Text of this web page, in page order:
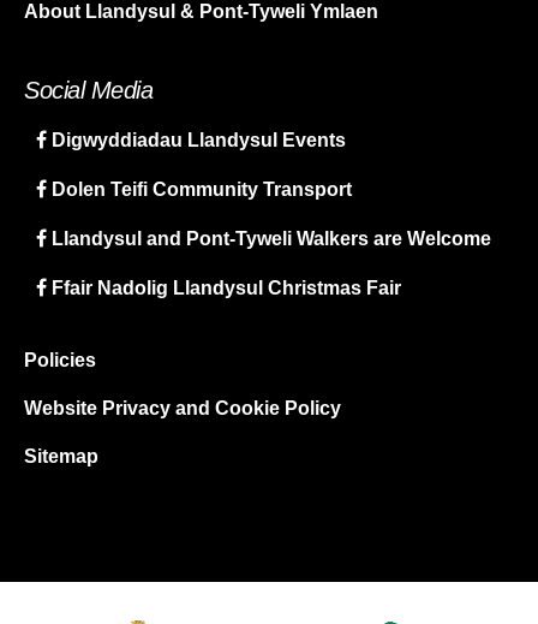
About Llandysul & Pont-Tyweli Ymlaen
Social Media
Digwyddiadau Llandysul Events
Dolen Teifi Community Transport
Llandysul and Pont-Tyweli Walkers are Welcome
Ffair Nadolig Llandysul Christmas Fair
Policies
Website Privacy and Cookie Policy
Sitemap